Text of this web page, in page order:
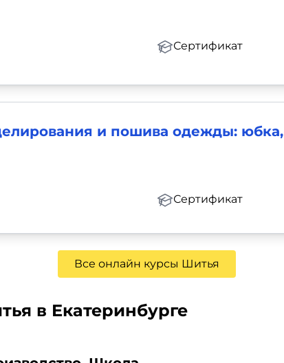
Сертификат
и пошива одежды: юбка,
Сертификат
Все онлайн курсы Шитья
в Екатеринбурге